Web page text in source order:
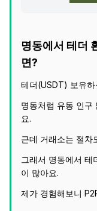
명동에서 테더
면?
테더(USDT) 보유하
명동처럼 유동 인구
요.
근데 거래소는 절차
그래서 명동에서 테
이 많아요.
제가 경험해보니